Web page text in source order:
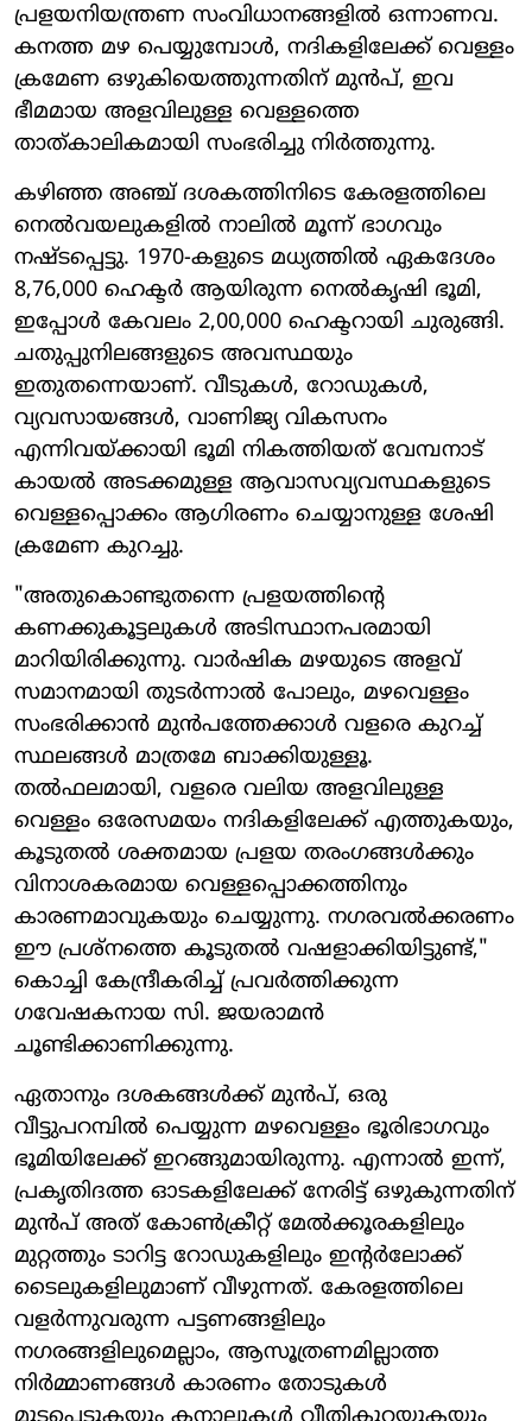
പ്രളയനിയന്ത്രണ സംവിധാനങ്ങളിൽ ഒന്നാണവ.
കനത്ത മഴ പെയ്യുമ്പോൾ, നദികളിലേക്ക് വെള്ളം
ക്രമേണ ഒഴുകിയെത്തുന്നതിന് മുൻപ്, ഇവ
ഭീമമായ അളവിലുള്ള വെള്ളത്തെ
താത്കാലികമായി സംഭരിച്ചു നിർത്തുന്നു.
കഴിഞ്ഞ അഞ്ച് ദശകത്തിനിടെ കേരളത്തിലെ
നെൽവയലുകളിൽ നാലിൽ മൂന്ന് ഭാഗവും
നഷ്ടപ്പെട്ടു. 1970-കളുടെ മധ്യത്തിൽ ഏകദേശം
8,76,000 ഹെക്ടർ ആയിരുന്ന നെൽകൃഷി ഭൂമി,
ഇപ്പോൾ കേവലം 2,00,000 ഹെക്ടറായി ചുരുങ്ങി.
ചതുപ്പുനിലങ്ങളുടെ അവസ്ഥയും
ഇതുതന്നെയാണ്. വീടുകൾ, റോഡുകൾ,
വ്യവസായങ്ങൾ, വാണിജ്യ വികസനം
എന്നിവയ്ക്കായി ഭൂമി നികത്തിയത് വേമ്പനാട്
കായൽ അടക്കമുള്ള ആവാസവ്യവസ്ഥകളുടെ
വെള്ളപ്പൊക്കം ആഗിരണം ചെയ്യാനുള്ള ശേഷി
ക്രമേണ കുറച്ചു.
"അതുകൊണ്ടുതന്നെ പ്രളയത്തിന്റെ
കണക്കുകൂട്ടലുകൾ അടിസ്ഥാനപരമായി
മാറിയിരിക്കുന്നു. വാർഷിക മഴയുടെ അളവ്
സമാനമായി തുടർന്നാൽ പോലും, മഴവെള്ളം
സംഭരിക്കാൻ മുൻപത്തേക്കാൾ വളരെ കുറച്ച്
സ്ഥലങ്ങൾ മാത്രമേ ബാക്കിയുള്ളൂ.
തൽഫലമായി, വളരെ വലിയ അളവിലുള്ള
വെള്ളം ഒരേസമയം നദികളിലേക്ക് എത്തുകയും,
കൂടുതൽ ശക്തമായ പ്രളയ തരംഗങ്ങൾക്കും
വിനാശകരമായ വെള്ളപ്പൊക്കത്തിനും
കാരണമാവുകയും ചെയ്യുന്നു. നഗരവൽക്കരണം
ഈ പ്രശ്നത്തെ കൂടുതൽ വഷളാക്കിയിട്ടുണ്ട്,"
കൊച്ചി കേന്ദ്രീകരിച്ച് പ്രവർത്തിക്കുന്ന
ഗവേഷകനായ സി. ജയരാമൻ
ചൂണ്ടിക്കാണിക്കുന്നു.
ഏതാനും ദശകങ്ങൾക്ക് മുൻപ്, ഒരു
വീട്ടുപറമ്പിൽ പെയ്യുന്ന മഴവെള്ളം ഭൂരിഭാഗവും
ഭൂമിയിലേക്ക് ഇറങ്ങുമായിരുന്നു. എന്നാൽ ഇന്ന്,
പ്രകൃതിദത്ത ഓടകളിലേക്ക് നേരിട്ട് ഒഴുകുന്നതിന്
മുൻപ് അത് കോൺക്രീറ്റ് മേൽക്കൂരകളിലും
മുറ്റത്തും ടാറിട്ട റോഡുകളിലും ഇന്റർലോക്ക്
ടൈലുകളിലുമാണ് വീഴുന്നത്. കേരളത്തിലെ
വളർന്നുവരുന്ന പട്ടണങ്ങളിലും
നഗരങ്ങളിലുമെല്ലാം, ആസൂത്രണമില്ലാത്ത
നിർമ്മാണങ്ങൾ കാരണം തോടുകൾ